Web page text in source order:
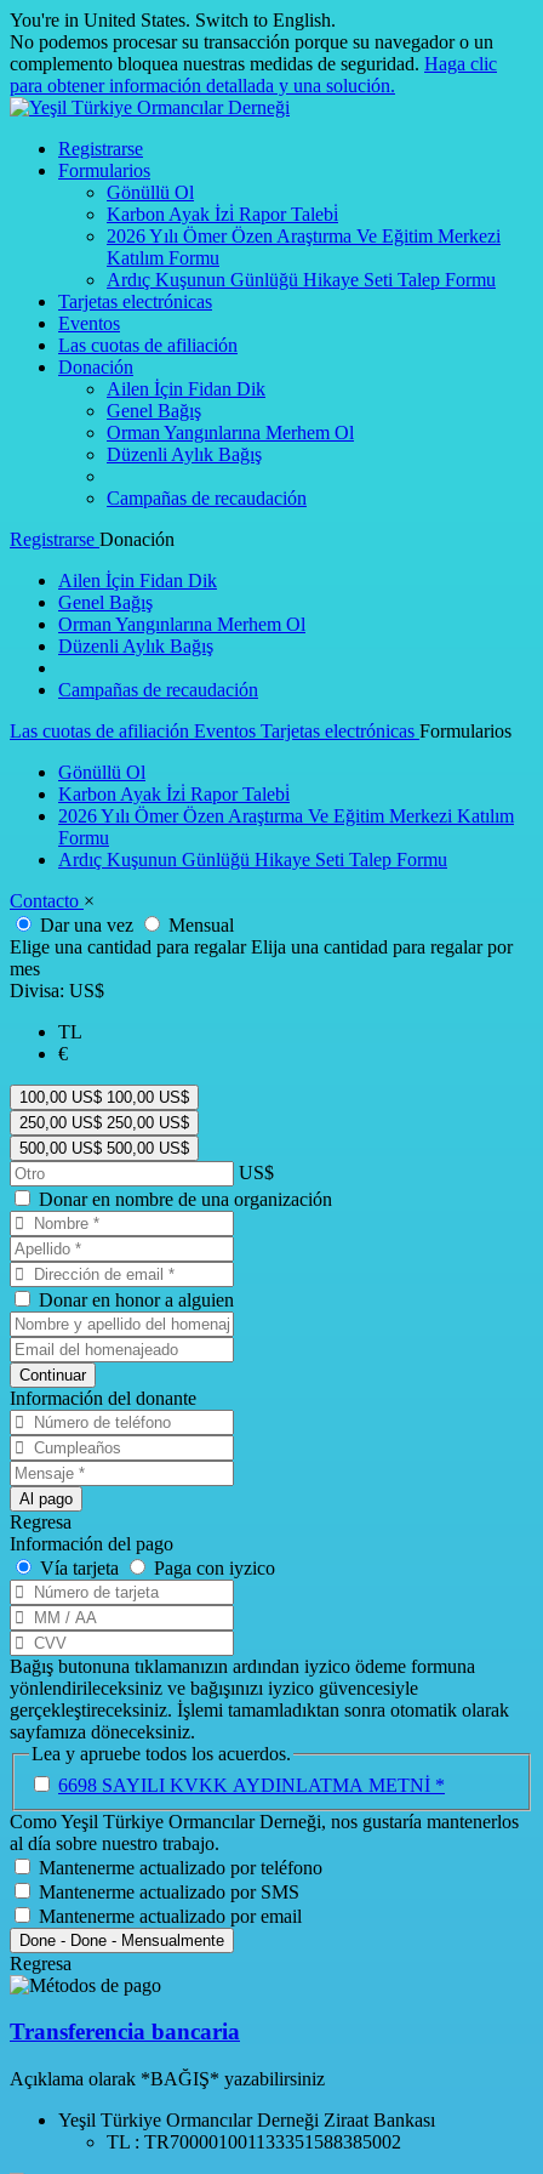
You're in United States. Switch to English.
No podemos procesar su transacción porque su navegador o un
complemento bloquea nuestras medidas de seguridad. Haga clic
para obtener información detallada y una solución.
Registrarse
Formularios
Gönüllü Ol
Karbon Ayak İzi̇ Rapor Talebi̇
2026 Yılı Ömer Özen Araştırma Ve Eğitim Merkezi
Katılım Formu
Ardıç Kuşunun Günlüğü Hikaye Seti Talep Formu
Tarjetas electrónicas
Eventos
Las cuotas de afiliación
Donación
Ailen İçin Fidan Dik
Genel Bağış
Orman Yangınlarına Merhem Ol
Düzenli Aylık Bağış
Campañas de recaudación
Registrarse Donación
Ailen İçin Fidan Dik
Genel Bağış
Orman Yangınlarına Merhem Ol
Düzenli Aylık Bağış
Campañas de recaudación
Las cuotas de afiliación Eventos Tarjetas electrónicas Formularios
Gönüllü Ol
Karbon Ayak İzi̇ Rapor Talebi̇
2026 Yılı Ömer Özen Araştırma Ve Eğitim Merkezi Katılım
Formu
Ardıç Kuşunun Günlüğü Hikaye Seti Talep Formu
Contacto ×
Dar una vez
Mensual
Elige una cantidad para regalarElija una cantidad para regalar por
mes
Divisa: US$
TL
€
100,00 US$ 100,00 US$
250,00 US$ 250,00 US$
500,00 US$ 500,00 US$
Donar en nombre de una organización
Donar en honor a alguien
Continuar
Información del donante
Al pago
Regresa
Información del pago
Vía tarjeta
Paga con iyzico
Bağış butonuna tıklamanızın ardından iyzico ödeme formuna
yönlendirileceksiniz ve bağışınızı iyzico güvencesiyle
gerçekleştireceksiniz. İşlemi tamamladıktan sonra otomatik olarak
sayfamıza döneceksiniz.
Lea y apruebe todos los acuerdos.
6698 SAYILI KVKK AYDINLATMA METNİ *
Como Yeşil Türkiye Ormancılar Derneği, nos gustaría mantenerlos
al día sobre nuestro trabajo.
Mantenerme actualizado por teléfono
Mantenerme actualizado por SMS
Mantenerme actualizado por email
Done - Done - Mensualmente
Regresa
Transferencia bancaria
Açıklama olarak *BAĞIŞ* yazabilirsiniz
Yeşil Türkiye Ormancılar Derneği Ziraat Bankası
TL : TR700001001133351588385002